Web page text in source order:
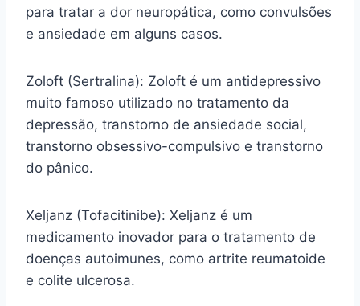
para tratar a dor neuropática, como convulsões
e ansiedade em alguns casos.
Zoloft (Sertralina): Zoloft é um antidepressivo
muito famoso utilizado no tratamento da
depressão, transtorno de ansiedade social,
transtorno obsessivo-compulsivo e transtorno
do pânico.
Xeljanz (Tofacitinibe): Xeljanz é um
medicamento inovador para o tratamento de
doenças autoimunes, como artrite reumatoide
e colite ulcerosa.